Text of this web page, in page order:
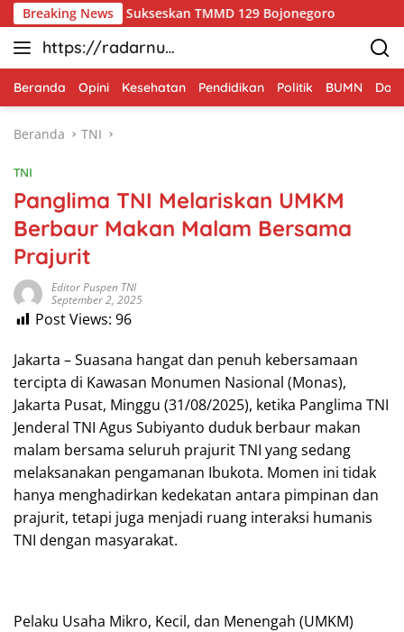
Langsung
ke
konten
Breaking News
Warga Sukseskan TMMD 129 Bojonegoro
https://radarnus
antara.net
Beranda Opini Kesehatan Pendidikan Politik BUMN
Beranda TNI
TNI
Panglima TNI Melariskan UMKM
Berbaur Makan Malam Bersama
Prajurit
Editor Puspen TNI
September 2, 2025
Post Views: 96
Jakarta – Suasana hangat dan penuh kebersamaan
tercipta di Kawasan Monumen Nasional (Monas),
Jakarta Pusat, Minggu (31/08/2025), ketika Panglima TNI
Jenderal TNI Agus Subiyanto duduk berbaur makan
malam bersama seluruh prajurit TNI yang sedang
melaksanakan pengamanan Ibukota. Momen ini tidak
hanya menghadirkan kedekatan antara pimpinan dan
prajurit, tetapi juga menjadi ruang interaksi humanis
TNI dengan masyarakat.
Pelaku Usaha Mikro, Kecil, dan Menengah (UMKM)